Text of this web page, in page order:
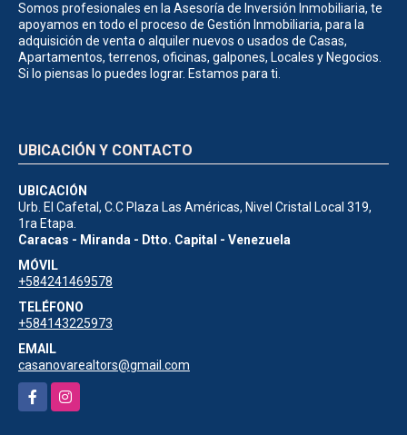
Somos profesionales en la Asesoría de Inversión Inmobiliaria, te
apoyamos en todo el proceso de Gestión Inmobiliaria, para la
adquisición de venta o alquiler nuevos o usados de Casas,
Apartamentos, terrenos, oficinas, galpones, Locales y Negocios.
Si lo piensas lo puedes lograr. Estamos para ti.
UBICACIÓN Y CONTACTO
UBICACIÓN
Urb. El Cafetal, C.C Plaza Las Américas, Nivel Cristal Local 319,
1ra Etapa.
Caracas - Miranda - Dtto. Capital - Venezuela
MÓVIL
+584241469578
TELÉFONO
+584143225973
EMAIL
casanovarealtors@gmail.com
FacebookInstagram